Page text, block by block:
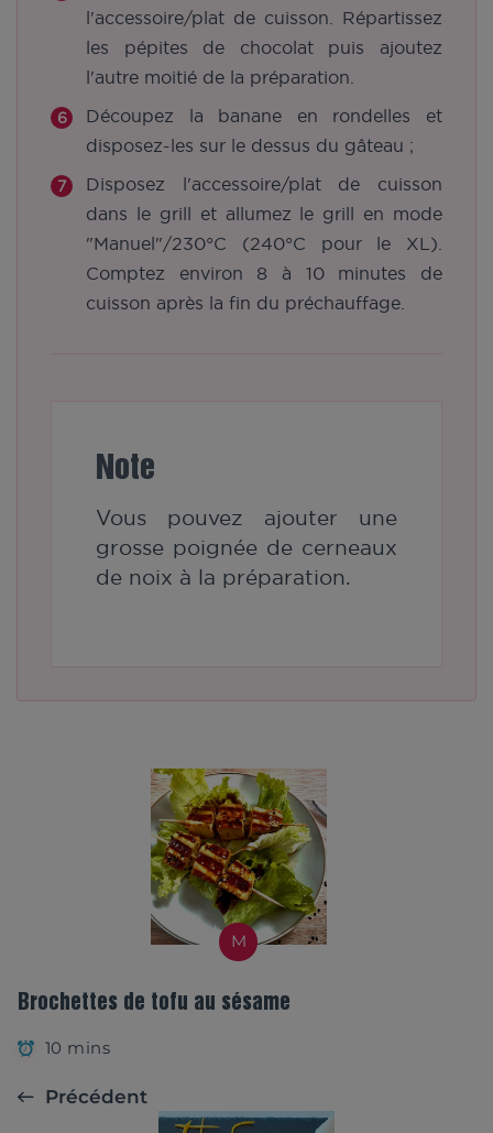
l'accessoire/plat de cuisson. Répartissez
les pépites de chocolat puis ajoutez
l'autre moitié de la préparation.
Découpez la banane en rondelles et
disposez-les sur le dessus du gâteau ;
Disposez l'accessoire/plat de cuisson
dans le grill et allumez le grill en mode
"Manuel"/230°C (240°C pour le XL).
Comptez environ 8 à 10 minutes de
cuisson après la fin du préchauffage.
Note
Vous pouvez ajouter une
grosse poignée de cerneaux
de noix à la préparation.
M
Brochettes de tofu au sésame
10 mins
Précédent